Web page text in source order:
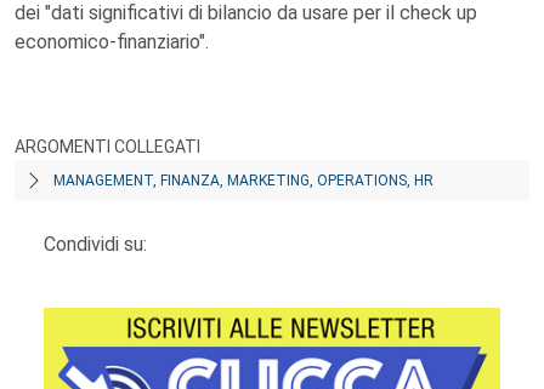
dei "dati significativi di bilancio da usare per il check up
economico-finanziario".
ARGOMENTI COLLEGATI
MANAGEMENT, FINANZA, MARKETING, OPERATIONS, HR
Condividi su: